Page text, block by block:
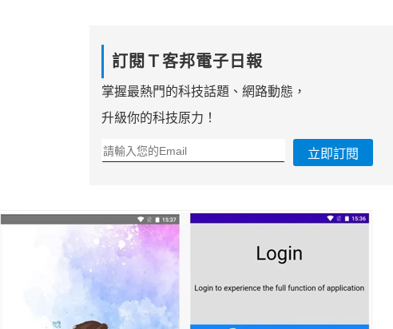
訂閱Ｔ客邦電子日報
掌握最熱門的科技話題、網路動態，
升級你的科技原力！
立即訂閱